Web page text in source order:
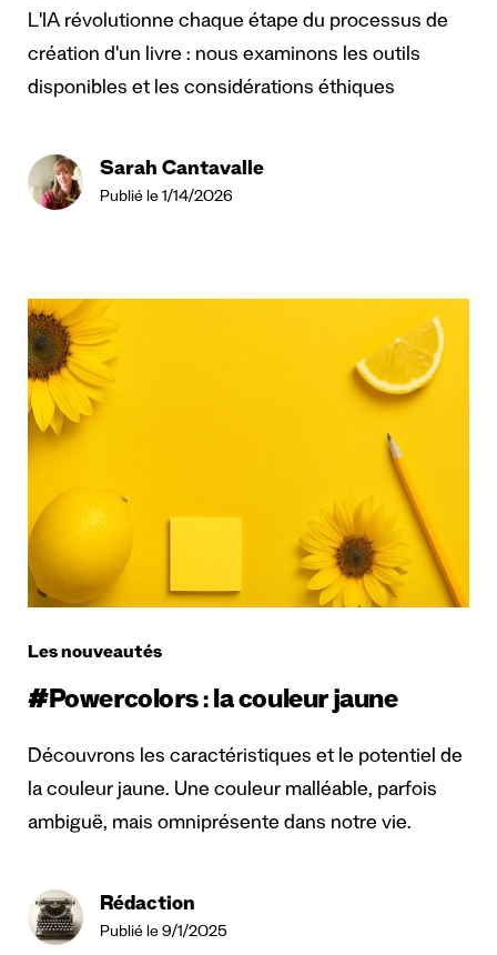
L'IA révolutionne chaque étape du processus de
création d'un livre : nous examinons les outils
disponibles et les considérations éthiques
Sarah Cantavalle
Publié le 1/14/2026
Les nouveautés
#Powercolors : la couleur jaune
Découvrons les caractéristiques et le potentiel de
la couleur jaune. Une couleur malléable, parfois
ambiguë, mais omniprésente dans notre vie.
Rédaction
Publié le 9/1/2025